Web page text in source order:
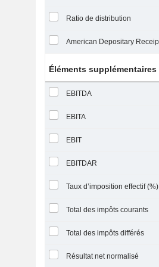
Ratio de distribution
Éléments supplémentaires
EBITDA
EBITA
EBIT
EBITDAR
Taux d’imposition effectif (%)
Total des impôts courants
Total des impôts différés
Résultat net normalisé